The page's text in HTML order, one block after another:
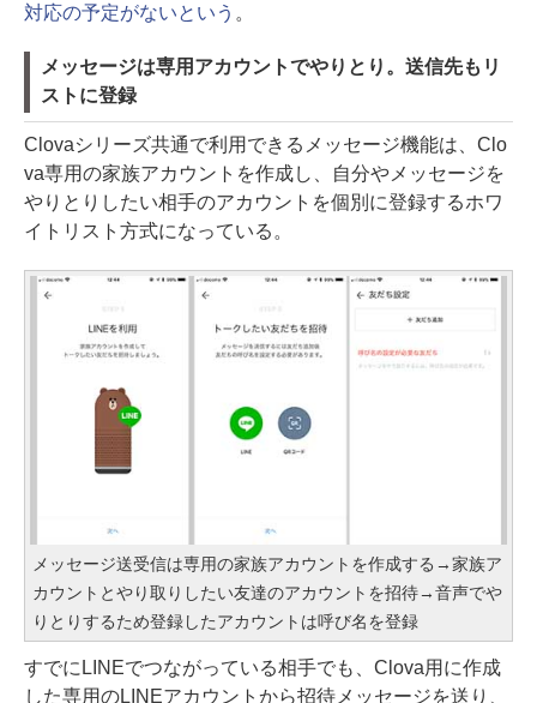
対応の予定がないという 。
メッセージは専用アカウントでやりとり。送信先もリ
ストに登録
Clovaシリーズ共通で利用できるメッセージ機能は、Clo
va専用の家族アカウントを作成し、自分やメッセージを
やりとりしたい相手のアカウントを個別に登録するホワ
イトリスト方式になっている。
メッセージ送受信は専用の家族アカウントを作成する→家族ア
カウントとやり取りしたい友達のアカウントを招待→音声でや
りとりするため登録したアカウントは呼び名を登録
すでにLINEでつながっている相手でも、Clova用に作成
した専用のLINEアカウントから招待メッセージを送り、